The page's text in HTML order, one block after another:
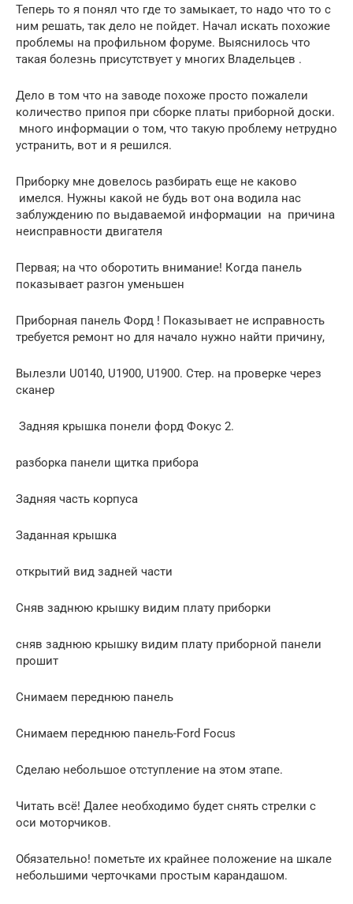
Теперь то я понял что где то замыкает, то надо что то с
ним решать, так дело не пойдет. Начал искать похожие
проблемы на профильном форуме. Выяснилось что
такая болезнь присутствует у многих Владельцев .
Дело в том что на заводе похоже просто пожалели
количество припоя при сборке платы приборной доски.
много информации о том, что такую проблему нетрудно
устранить, вот и я решился.
Приборку мне довелось разбирать еще не каково
имелся. Нужны какой не будь вот она водила нас
заблуждению по выдаваемой информации на причина
неисправности двигателя
Первая; на что оборотить внимание! Когда панель
показывает разгон уменьшен
Приборная панель Форд ! Показывает не исправность
требуется ремонт но для начало нужно найти причину,
Вылезли U0140, U1900, U1900. Стер. на проверке через
сканер
Задняя крышка понели форд Фокус 2.
разборка панели щитка прибора
Задняя часть корпуса
Заданная крышка
открытий вид задней части
Сняв заднюю крышку видим плату приборки
сняв заднюю крышку видим плату приборной панели
прошит
Снимаем переднюю панель
Снимаем переднюю панель-Ford Focus
Сделаю небольшое отступление на этом этапе.
Читать всё! Далее необходимо будет снять стрелки с
оси моторчиков.
Обязательно! пометьте их крайнее положение на шкале
небольшими черточками простым карандашом.